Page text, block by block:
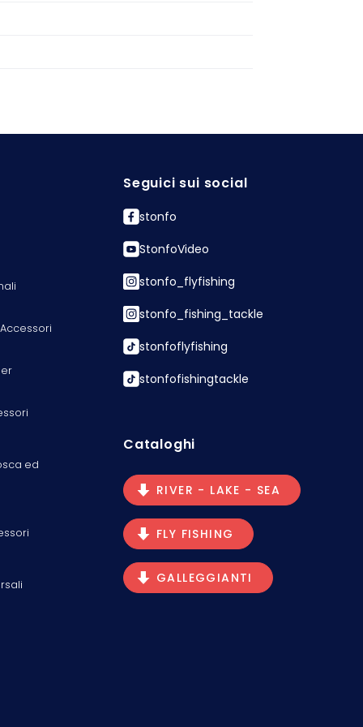
ed
Seguici sui social
stonfo
StonfoVideo
stonfo_flyfishing
stonfo_fishing_tackle
stonfoflyfishing
stonfofishingtackle
Cataloghi
RIVER - LAKE - SEA
FLY FISHING
GALLEGGIANTI